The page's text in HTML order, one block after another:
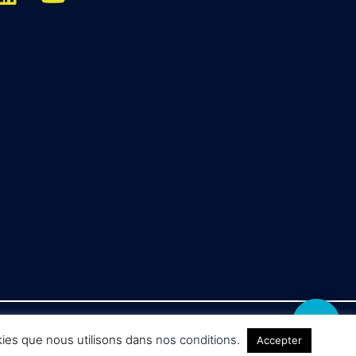
que nous utilisons dans nos conditions. Accepter